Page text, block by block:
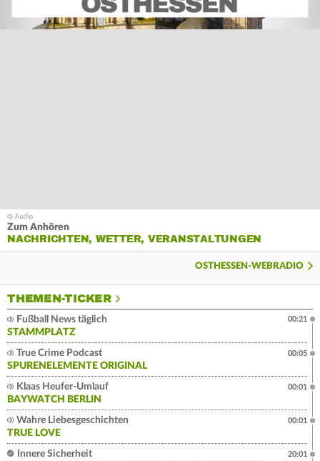
Zum Anhören
NACHRICHTEN, WETTER, VERANSTALTUNGEN
OSTHESSEN-WEBRADIO
THEMEN-TICKER
Fußball News täglich
STAMMPLATZ
00:21
True Crime Podcast
SPURENELEMENTE ORIGINAL
00:05
Klaas Heufer-Umlauf
BAYWATCH BERLIN
00:01
Wahre Liebesgeschichten
TRUE LOVE
00:01
Innere Sicherheit
20:01